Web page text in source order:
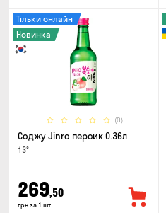
(0)
Тільки онлайн
Новинка
Соджу Jinro персик 0.36л
13°
269,50
грн за 1 шт